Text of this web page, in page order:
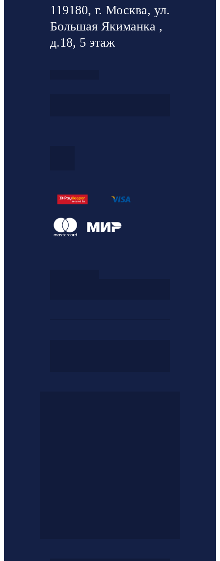
119180, г. Москва, ул.
Большая Якиманка ,
д.18, 5 этаж